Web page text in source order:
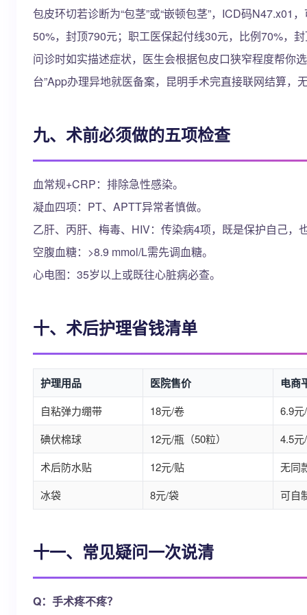
包皮环切若诊断为“包茎”或“嵌顿包茎”，ICD码
50%，封顶790元；职工医保起付线30元，比例70%，
问诊时如实描述症状，医生会根据包皮口狭窄程度帮你
台”App办理异地就医备案，昆明手术完直接联网结算，
九、术前必须做的五项检查
血常规+CRP：排除急性感染。
凝血四项：PT、APTT异常者慎做。
乙肝、丙肝、梅毒、HIV：传染病4项，既是保护自己，
空腹血糖：>8.9 mmol/L需先调血糖。
心电图：35岁以上或既往心脏病必查。
十、术后护理省钱清单
护理用品 医院售价 电商
自粘弹力绷带 18元/卷
6.9元
碘伏棉球
12元/瓶（50粒）
4.5元
术后防水贴
12元/贴
无同
冰袋
8元/袋 可自
十一、常见疑问一次说清
Q：手术疼不疼？